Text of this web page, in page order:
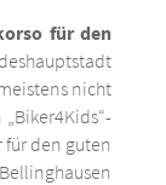
für den
nicht
für den guten